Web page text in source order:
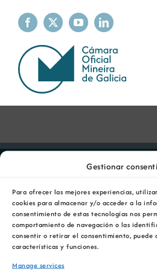
Gestionar
Para ofrecer las mejores experiencias,
cookies para almacenar y/o acceder a la
consentimiento de estas tecnologías nos
comportamiento de navegación o las
consentir o retirar el consentimiento,
características y funciones.
Manage services
content
A Cámara
Servizos
A minería
Sustentabilidade
Produtos mineiros